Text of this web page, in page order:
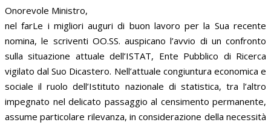
Onorevole Ministro,
nel farLe i migliori auguri di buon lavoro per la Sua recente
nomina, le scriventi OO.SS. auspicano l’avvio di un confronto
sulla situazione attuale dell’ISTAT, Ente Pubblico di Ricerca
vigilato dal Suo Dicastero. Nell’attuale congiuntura economica e
sociale il ruolo dell’Istituto nazionale di statistica, tra l’altro
impegnato nel delicato passaggio al censimento permanente,
assume particolare rilevanza, in considerazione della necessità